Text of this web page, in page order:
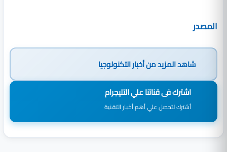
المصدر
شاهد المزيد منأخبار التكنولوجيا
اشترك فى قناتنا علي التليجرام
أشترك لتحصل علي أهم أخبار التقنية